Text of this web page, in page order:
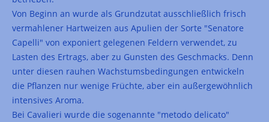
Von Beginn an wurde als Grundzutat ausschließlich frisch
vermahlener Hartweizen aus Apulien der Sorte "Senatore
Capelli" von exponiert gelegenen Feldern verwendet, zu
Lasten des Ertrags, aber zu Gunsten des Geschmacks. Denn
unter diesen rauhen Wachstumsbedingungen entwickeln
die Pflanzen nur wenige Früchte, aber ein außergewöhnlich
intensives Aroma.
Bei Cavalieri wurde die sogenannte "metodo delicato"